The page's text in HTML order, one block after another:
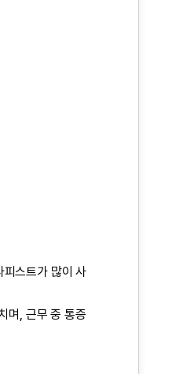
스트가 많이 사
며, 근무 중 통증